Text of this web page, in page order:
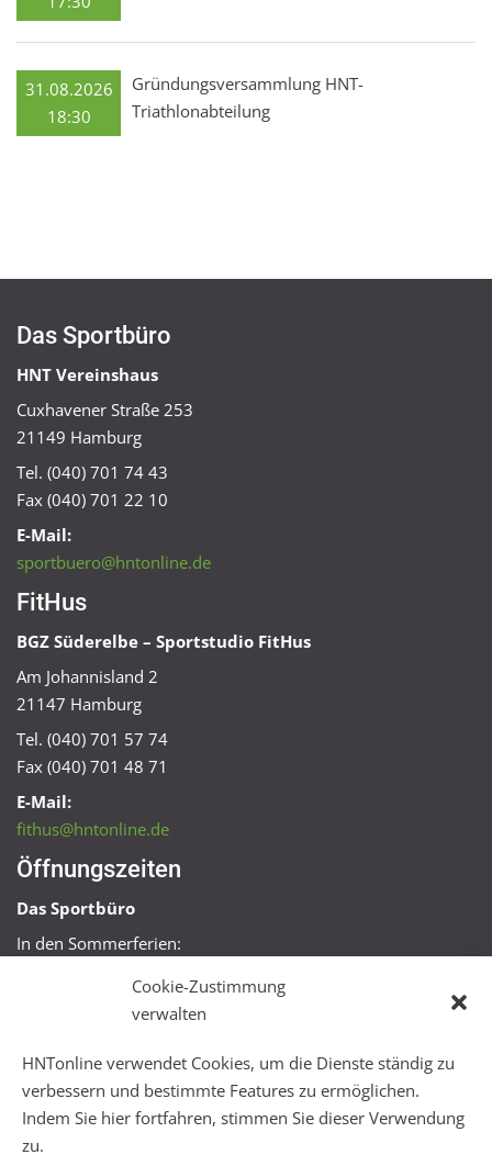
Cookie-Zustimmung
verwalten
HNTonline verwendet Cookies, um die Dienste ständig zu
verbessern und bestimmte Features zu ermöglichen.
Indem Sie hier fortfahren, stimmen Sie dieser Verwendung
zu.
31.08.2026
18:30
Gründungsversammlung HNT-
Triathlonabteilung
Das Sportbüro
HNT Vereinshaus
Cuxhavener Straße 253
21149 Hamburg
Tel. (040) 701 74 43
Fax (040) 701 22 10
E-Mail:
sportbuero@hntonline.de
FitHus
BGZ Süderelbe – Sportstudio FitHus
Am Johannisland 2
21147 Hamburg
Tel. (040) 701 57 74
Fax (040) 701 48 71
E-Mail:
fithus@hntonline.de
Öffnungszeiten
Das Sportbüro
In den Sommerferien:
Mo + Mi 16:00 – 18:00 Uhr
Mo – Fr 08:00 – 22:00 Uhr
Sa + So 10:00 – 18:00 Uhr